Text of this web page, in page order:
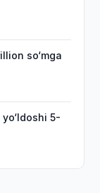
so‘mga
5-